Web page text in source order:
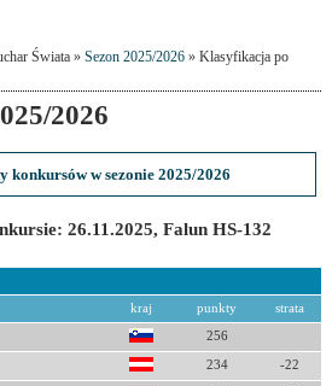
Świata » Sezon 2025/2026» Klasyfikacja po
2026
konkursów w sezonie 2025/2026
26.11.2025, Falun HS-132
kraj punkty strata
256
234 -22